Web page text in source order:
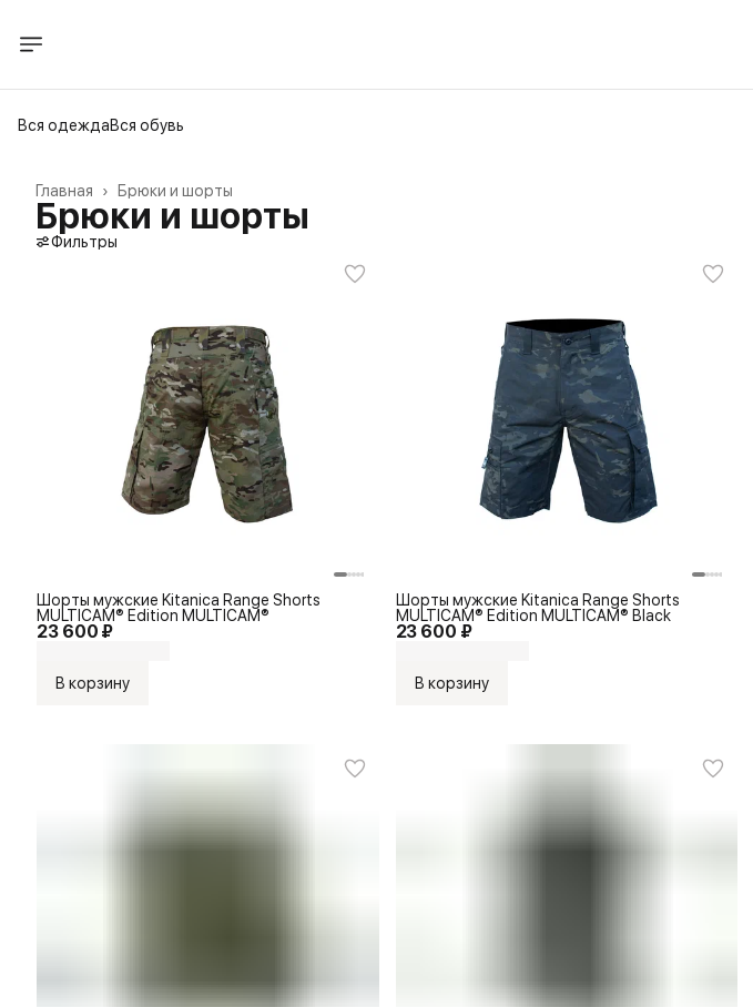
Вся одеждаВся обувь
Брюки и шорты
Главная ›
Брюки и шорты
Фильтры
23 600 ₽
Шорты мужские Kitanica Range Shorts
MULTICAM® Edition MULTICAM®
В корзину
23 600 ₽
Шорты мужские Kitanica Range Shorts
MULTICAM® Edition MULTICAM® Black
В корзину